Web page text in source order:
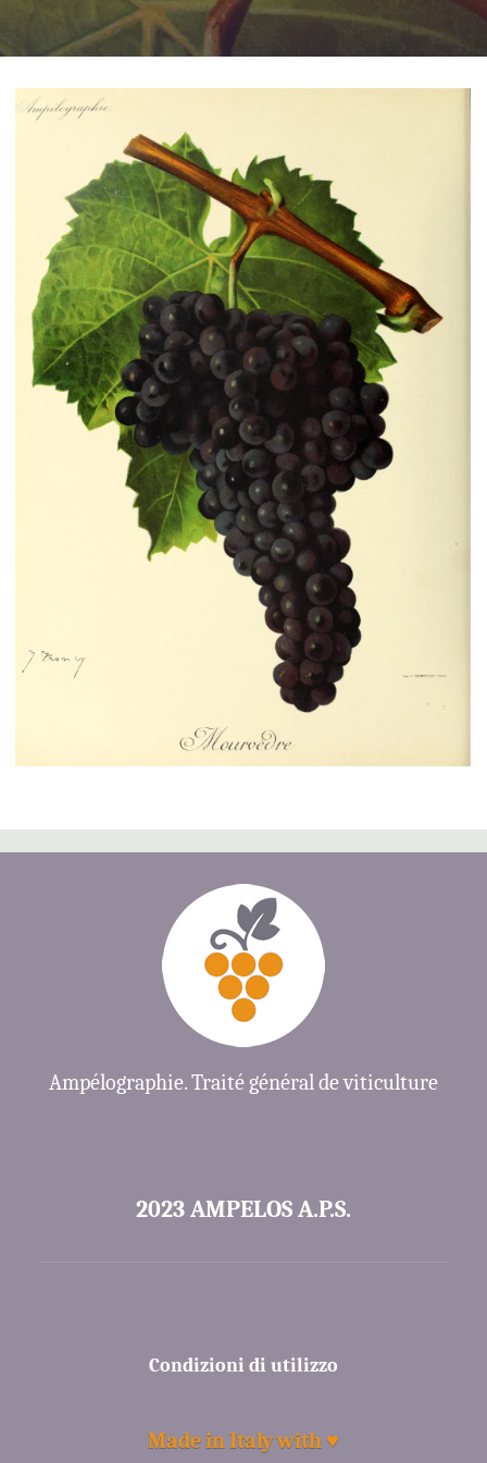
Ampélographie. Traité général de viticulture
2023 AMPELOS A.P.S.
Condizioni di utilizzo
Made in Italy with ♥